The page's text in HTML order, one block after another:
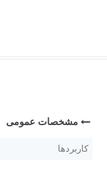
مشخصات عمومی
کاربردها